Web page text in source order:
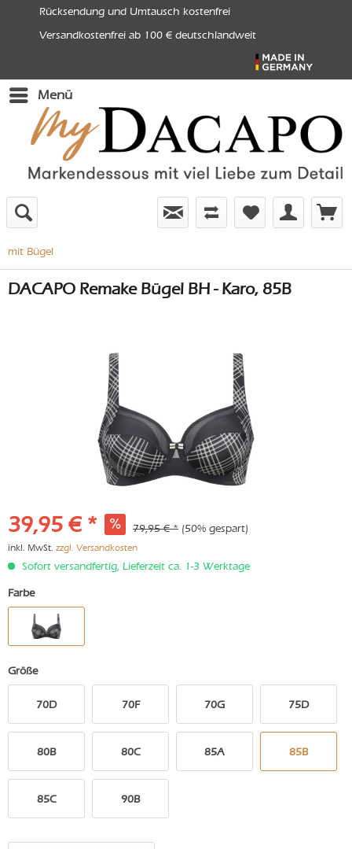
Rücksendung und Umtausch kostenfrei
Versandkostenfrei ab 100 € deutschlandweit
Menü
mit Bügel
DACAPO Remake Bügel BH - Karo, 85B
39,95 € * 79,95 € * (50% gespart)
inkl. MwSt. zzgl. Versandkosten
Sofort versandfertig, Lieferzeit ca. 1-3 Werktage
Farbe
Größe
70D 70F 70G 75D
80B 80C 85A 85B
85C 90B